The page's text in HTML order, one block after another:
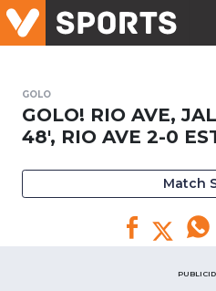
GOLO
GOLO! RIO AVE,
48', RIO AVE 2-0
Match